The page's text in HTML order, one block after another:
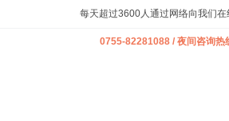
每天超过3600人通过网络向我们
0755-82281088 / 夜间咨询